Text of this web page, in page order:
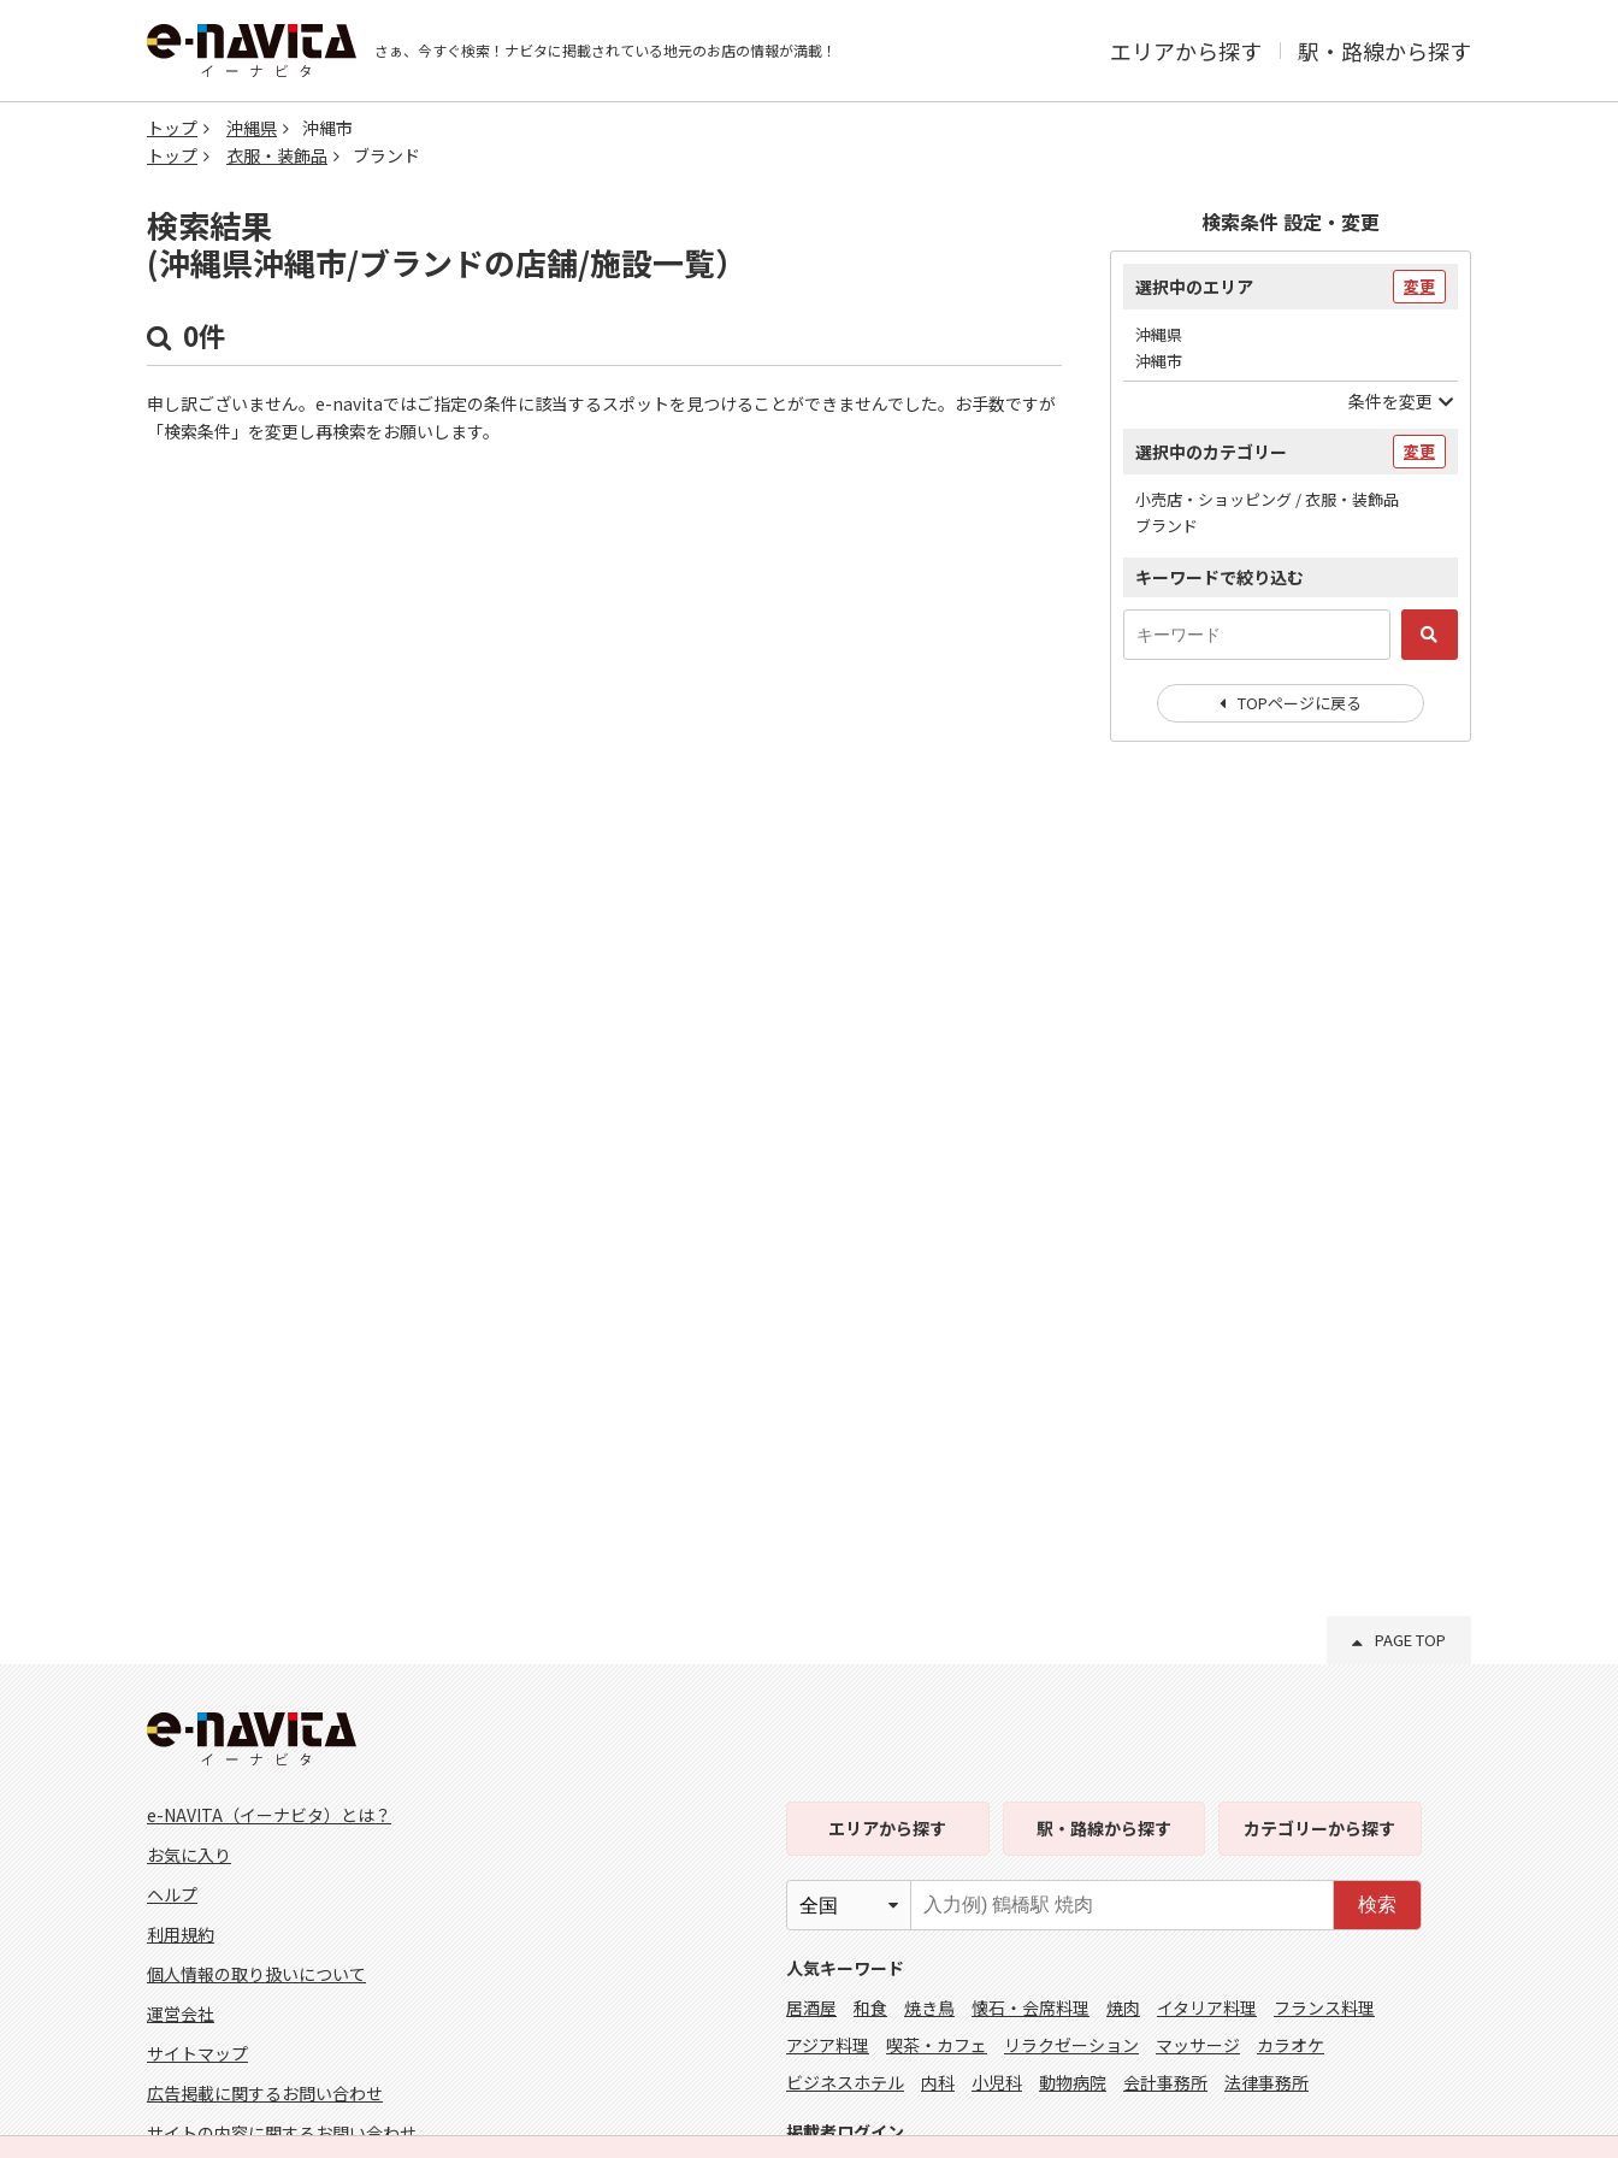
さぁ、今すぐ検索！ ナビタに掲載されている地元のお店の情報が満載！ エリアから探す 駅・路線から探す
トップ 沖縄県
沖縄市
トップ
衣服・装飾品 ブランド
検索結果
(沖縄県沖縄市/ブランドの店舗/施設一覧）
0件
申し訳ございません。e-navitaではご指定の条件に該当するスポットを見つけることができませんでした。お手数ですが
「検索条件」を変更し再検索をお願いします。
検索条件 設定・変更
選択中のエリア 変更
沖縄県
沖縄市
条件を変更
選択中のカテゴリー 変更
小売店・ショッピング / 衣服・装飾品
ブランド
キーワードで絞り込む
TOPページに戻る
PAGE TOP
e-NAVITA（イーナビタ）とは？
お気に入り
ヘルプ
利用規約
個人情報の取り扱いについて
運営会社
サイトマップ
広告掲載に関するお問い合わせ
サイトの内容に関するお問い合わせ
エリアから探す 駅・路線から探す カテゴリーから探す
検索
人気キーワード
居酒屋
和食 焼き鳥 懐石・会席料理 焼肉 イタリア料理
フランス料理
アジア料理
喫茶・カフェ リラクゼーション マッサージ
カラオケ
ビジネスホテル
内科 小児科 動物病院 会計事務所 法律事務所
掲載者ログイン